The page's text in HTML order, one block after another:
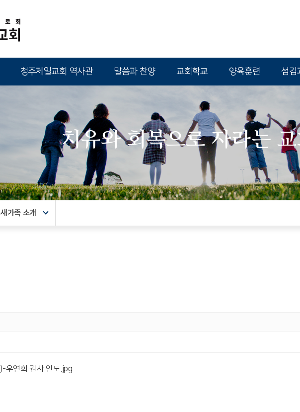
청주제일교회 역사관 말씀과 찬양 교회학교 양육훈련 섬김
치유와 회복으로 자라는
새가족 소개